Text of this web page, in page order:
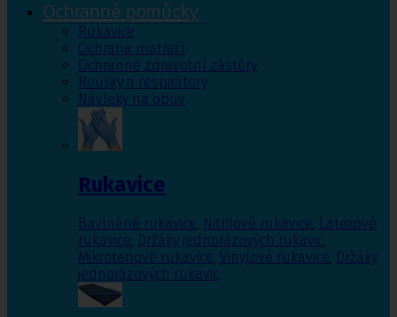
Ochranné pomůcky
Rukavice
Ochrana matrací
Ochranné zdravotní zástěry
Roušky a respirátory
Návleky na obuv
Rukavice
Bavlněné rukavice, Nitrilové rukavice, Latexové
rukavice, Držáky jednorázových rukavic,
Mikrotenové rukavice, Vinylové rukavice, Držáky
jednorázových rukavic